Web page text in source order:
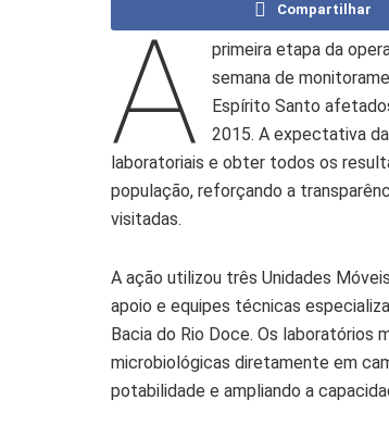
Compartilhar
A
primeira etapa da
semana de
Espírito Santo
2015. A expectativa
laboratoriais e obter todos os
população, reforçando a
visitadas.
A ação utilizou três Unidades
apoio e equipes técnicas
Bacia do Rio Doce. Os laboratórios
microbiológicas diretamente em
potabilidade e ampliando a